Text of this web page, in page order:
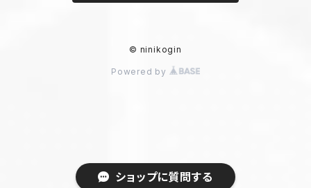
ショップに質問する
© ninikogin
Powered by